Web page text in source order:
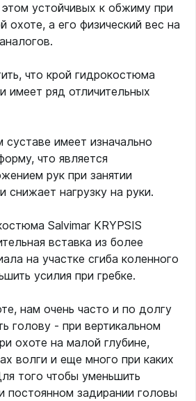
устойчивых к обжиму при
охоте, а его физический вес на
что крой гидрокостюма
имеет ряд отличительных
имеет изначально
что является
рук при занятии
снижает нагрузку на руки.
Salvimar KRYPSIS
вставка из более
на участке сгиба коленного
усилия при гребке.
нам очень часто и по долгу
голову - при вертикальном
охоте на малой глубине,
волги и еще много при каких
того чтобы уменьшить
постоянном задирании головы